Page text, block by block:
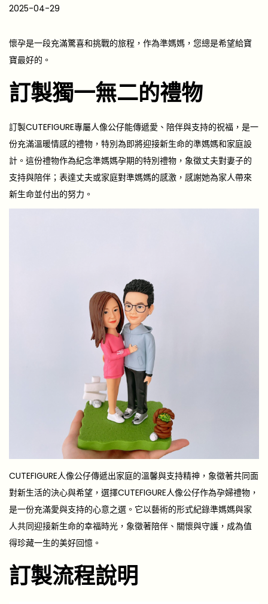
P
s
t
d
n
2025-04-29
2
1
-
1
2
懷孕是一段充滿驚喜和挑戰的旅程，作為準媽媽，您總是希望給寶
寶最好的。
訂製獨一無二的禮物
訂製CUTEFIGURE專屬人像公仔能傳遞愛、陪伴與支持的祝福，是一
份充滿溫暖情感的禮物 ，特別為即將迎接新生命的準媽媽和家庭設
計。這份禮物作為紀念準媽媽孕期的特別禮物，象徵丈夫對妻子的
支持與陪伴；表達丈夫或家庭對準媽媽的感激，感謝她為家人帶來
新生命並付出的努力。
CUTEFIGURE人像公仔傳遞出家庭的溫馨與支持精神，象徵著共同面
對新生活的決心與希望，選擇CUTEFIGURE人像公仔作為孕婦禮物，
是一份充滿愛與支持的心意之選。它以藝術的形式紀錄準媽媽與家
人共同迎接新生命的幸福時光，象徵著陪伴、關懷與守護，成為值
得珍藏一生的美好回憶。
訂製流程說明